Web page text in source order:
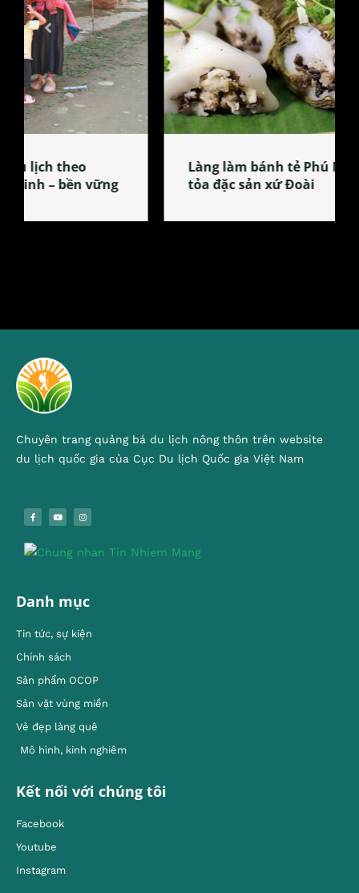
Làng làm bánh tẻ Phú Nhi – nơi lan
tỏa đặc sản xứ Đoài
Chuyên trang quảng bá du lịch nông thôn trên website
du lịch quốc gia của Cục Du lịch Quốc gia Việt Nam
Danh mục
Tin tức, sự kiện
Chính sách
Sản phẩm OCOP
Sản vật vùng miền
Vẻ đẹp làng quê
Mô hình, kinh nghiêm
Kết nối với chúng tôi
Facebook
Youtube
Instagram